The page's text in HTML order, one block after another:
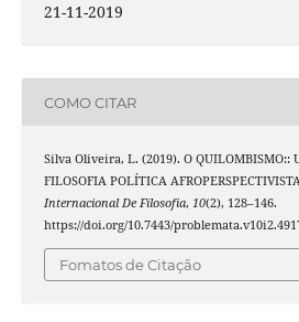
21-11-2019
COMO CITAR
Silva Oliveira, L. (2019). O QUILOMBISMO::
FILOSOFIA POLÍTICA
Internacional De Filosofia, 10(2), 128–146.
https://doi.org/10.7443/
Fomatos de Citação